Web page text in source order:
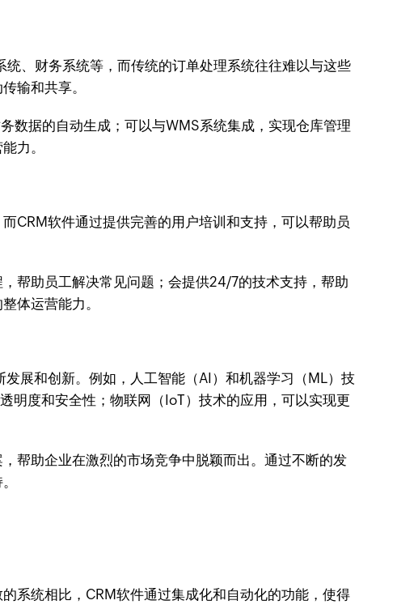
、财务系统等，而传统的订单处理系统往往难以与这些
输和共享。
数据的自动生成；可以与WMS系统集成，实现仓库管理
力。
CRM软件通过提供完善的用户培训和支持，可以帮助员
帮助员工解决常见问题；会提供24/7的技术支持，帮助
体运营能力。
展和创新。例如，人工智能（AI）和机器学习（ML）技
明度和安全性；物联网（IoT）技术的应用，可以实现更
帮助企业在激烈的市场竞争中脱颖而出。通过不断的发
系统相比，CRM软件通过集成化和自动化的功能，使得